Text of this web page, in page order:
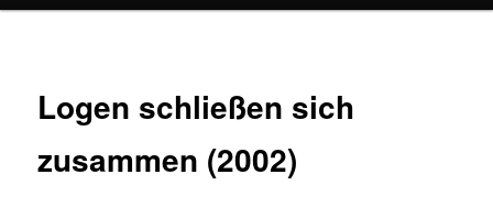
Logen schließen sich
zusammen (2002)